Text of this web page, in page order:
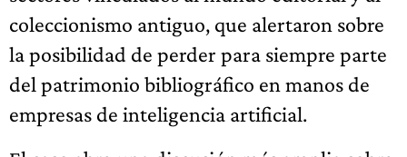
coleccionismo antiguo, que alertaron sobre
la posibilidad de perder para siempre parte
del patrimonio bibliográfico en manos de
empresas de inteligencia artificial.